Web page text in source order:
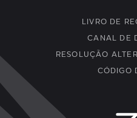
LIVRO DE
CANAL DE
RESOLUÇÃO
CÓDIGO